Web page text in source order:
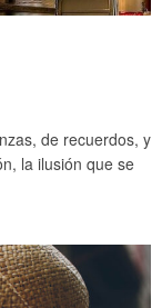
de recuerdos, y
la ilusión que se